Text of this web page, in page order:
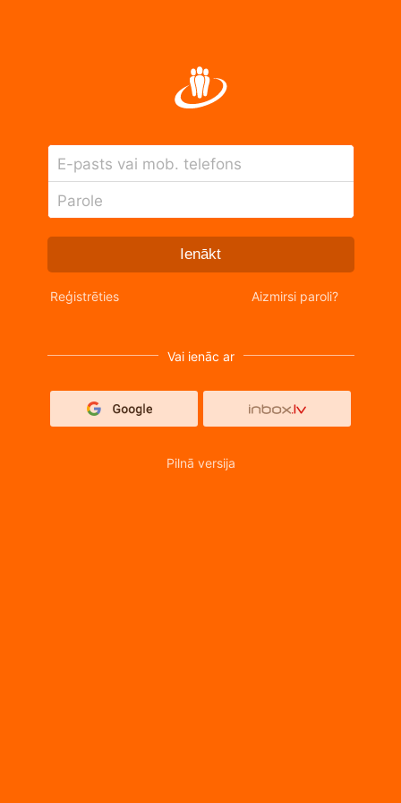
E-pasts vai mob. telefons
Parole
Ienākt
Reģistrēties Aizmirsi paroli?
Vai ienāc ar
Pilnā versija